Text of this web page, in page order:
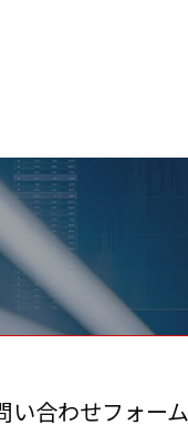
い合わせフォーム